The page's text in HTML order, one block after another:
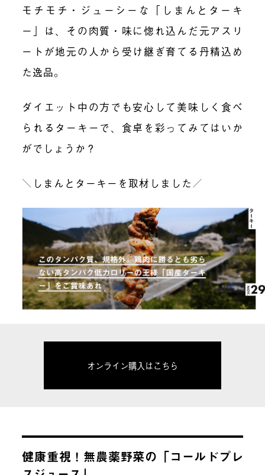
モチモチ・ジューシーな「しまんとターキ
ー」は、その肉質・味に惚れ込んだ元アスリ
ートが地元の人から受け継ぎ育てる丹精込め
た逸品。
ダイエット中の方でも安心して美味しく食べ
られるターキーで、食卓を彩ってみてはいか
がでしょうか？
＼しまんとターキーを取材しました／
オンライン購入はこちら
健康重視！無農薬野菜の「コールドプレ